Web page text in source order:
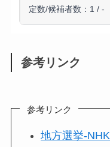
定数/候補者数：1 / -
参考リンク
参考リンク
地方選挙-NHK